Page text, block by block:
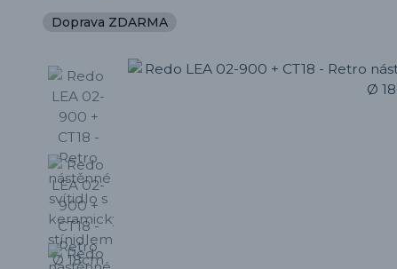
Doprava ZDARMA